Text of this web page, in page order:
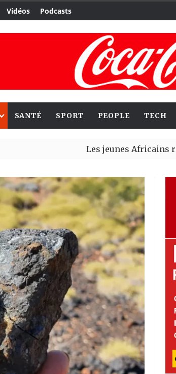
Vidéos Podcasts
SANTÉ SPORT PEOPLE TECH
Les jeunes Africains